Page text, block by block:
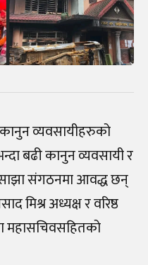
व्यवसायीहरुको
बढी कानुन व्यवसायी र
संगठनमा आवद्ध छन्
मिश्र अध्यक्ष र वरिष्ठ
महासचिवसहितको